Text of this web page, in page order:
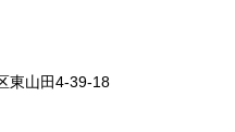
東山田4-39-18